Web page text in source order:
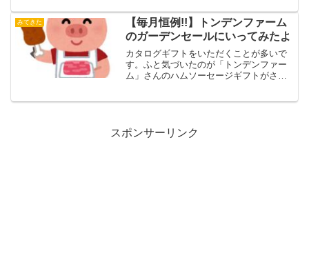
花川南５条１丁目１４石狩手稲通沿いの
花川南に、2021年4...
みてきた
【毎月恒例!!】トンデンファーム
のガーデンセールにいってみたよ
カタログギフトをいただくことが多いで
す。ふと気づいたのが「トンデンファー
ム」さんのハムソーセージギフトがさま
スポンサーリンク